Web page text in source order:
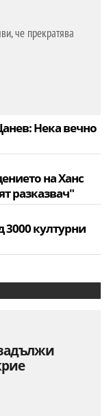
че прекратява
Нека вечно
на Ханс
разказвач"
3000 културни